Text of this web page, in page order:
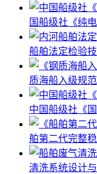
国船级社《纯
船舶法定检验
质海船入级规
中国船级社《
舶第二代完整
清洗系统设计